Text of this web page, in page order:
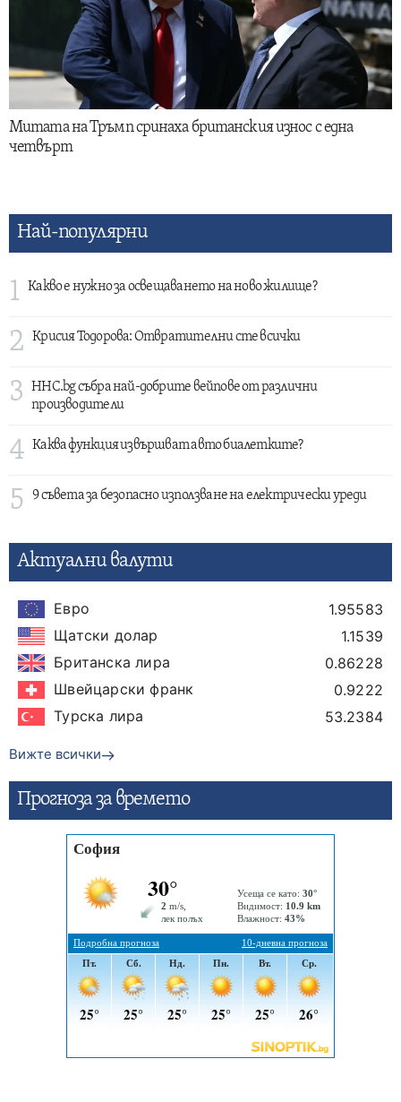
Митата на Тръмп сринаха британския износ с една
четвърт
Най-популярни
1 Какво е нужно за освещаването на ново жилище?
2 Крисия Тодорова: Отвратителни сте всички
3
HHC.bg събра най-добрите вейпове от различни
производители
4 Каква функция извършват авто биалетките?
5 9 съвета за безопасно използване на електрически уреди
Актуални валути
Евро
1.95583
Щатски долар
1.1539
Британска лира
0.86228
Швейцарски франк
0.9222
Турска лира
53.2384
Вижте всички
Прогнозa за времето